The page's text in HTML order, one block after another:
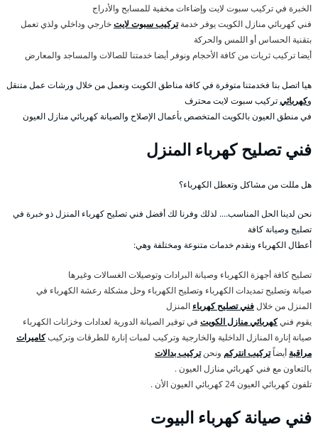
الخبرة في تركيب سبوت لايت وإضاءات مخفية للمسابح والأدراج
فني كهربائي منازل الكويت يوفر خدمةتركيب سبوت لايتخارجي وداخلي ولذي تعمل
بتقنية الحساس أو اللمس والحركة
أيضا تركيب ثريات من كافة الأحجام ونوفر أيضا خدمتنا للصالات والمساجد والمعارض
هيا اتصل بنا فخدمتنا متوفرة في كافة مناطق الكويت ونعمل من خلال ورشات عمل متنقل
وكهربائيتركيب سبوت لايت محترف
في منطق العيون بالكويت المتخصص بأعمال الإصلاح والصيانة كهربائي منازل العيون
فني تصليح كهرباء المنزل
هل مللت من مشاكل وتعطل الكهرباء؟
نحن لدينا الحل المناسب…. لذلك وفرنا لك أفضل فني تصليح كهرباء المنزل ذو خبرة في
تصليح وصيانة كافة
أعطال الكهرباء ونقدم خدمات متنوعة ومختلفة وهي:
تصليح كافة أجهزة الكهرباء وصيانة البرادات وتوصيلات الغسالات وغيرها
صيانة وتصليح تمديدات الكهرباء وتصليح الكهرباء وحل مشكلة رعشة الكهرباء في
المنزل من خلالفني تصليح كهرباء المنزل
يقوم فنيكهربائي منازل الكويت في توفير الصيانة الدورية لعدادات وخزانات الكهرباء
صيانة إنارة المنازل الداخلية والخارجية وتركيب لمبات إنارة للطرقات وتركيبكاميرات
مراقبة أيضاًتركيب انتركم ونحنتركيب بدالات
بالتعاون مع فني كهربائي منازل العيون .
تلفون كهربائي العيون 24 كهربائي العيون الأن .
فني صيانة كهرباء البيوت